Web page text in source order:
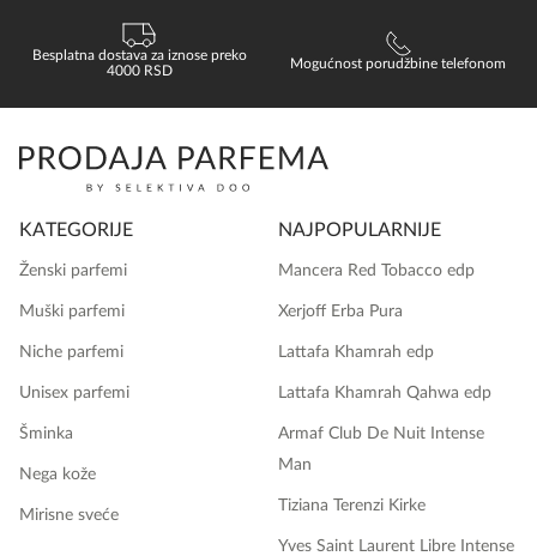
Besplatna dostava za iznose preko
4000 RSD
Mogućnost porudžbine telefonom
KATEGORIJE
Ženski parfemi
Muški parfemi
Niche parfemi
Unisex parfemi
Šminka
Nega kože
Mirisne sveće
NAJPOPULARNIJE
Mancera Red Tobacco edp
Xerjoff Erba Pura
Lattafa Khamrah edp
Lattafa Khamrah Qahwa edp
Armaf Club De Nuit Intense
Man
Tiziana Terenzi Kirke
Yves Saint Laurent Libre Intense